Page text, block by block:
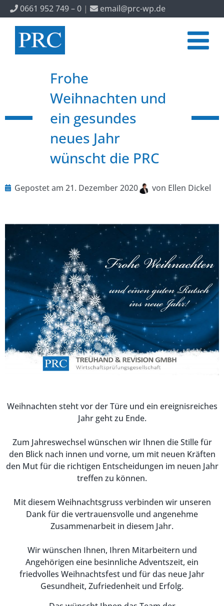
0661 952 749 – 0 | email@prc-wp.de
Frohe
Weihnachten und
ein gesundes
neues Jahr
wünscht die PRC
Gepostet am 21. Dezember 2020 von Ellen Dickel
Weihnachten steht vor der Türe und ein ereignisreiches
Jahr geht zu Ende.
Zum Jahreswechsel wünschen wir Ihnen die Stille für
den Blick nach innen und vorne, um mit neuen Kräften
den Mut für die richtigen Entscheidungen im neuen Jahr
treffen zu können.
Mit diesem Weihnachtsgruss verbinden wir unseren
Dank für die vertrauensvolle und angenehme
Zusammenarbeit in diesem Jahr.
Wir wünschen Ihnen, Ihren Mitarbeitern und
Angehörigen eine besinnliche Adventszeit, ein
friedvolles Weihnachtsfest und für das neue Jahr
Gesundheit, Zufriedenheit und Erfolg.